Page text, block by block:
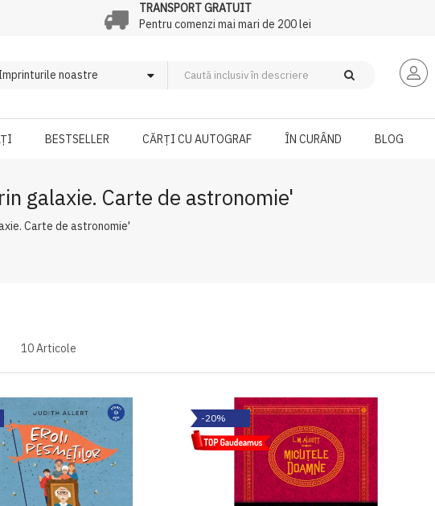
TRANSPORT GRATUIT
Pentru comenzi mai mari de 200 lei
BESTSELLER CĂRȚI CU AUTOGRAF ÎN CURÂND BLOG
galaxie. Carte de astronomie'
Carte de astronomie'
10Articole
-20%